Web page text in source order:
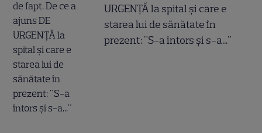
URGENȚĂ la spital și care e
starea lui de sănătate în
prezent: "S-a întors și s-a..."